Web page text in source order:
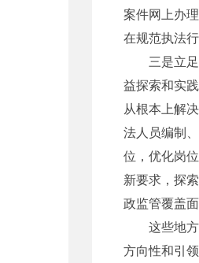
案件网上办
在规范执法
三是立足
益探索和实
从根本上解
法人员编制
位，优化岗
新要求，探
政监管覆盖面
这些地方
方向性和引